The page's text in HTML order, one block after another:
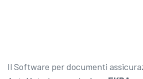
Il Software per documenti